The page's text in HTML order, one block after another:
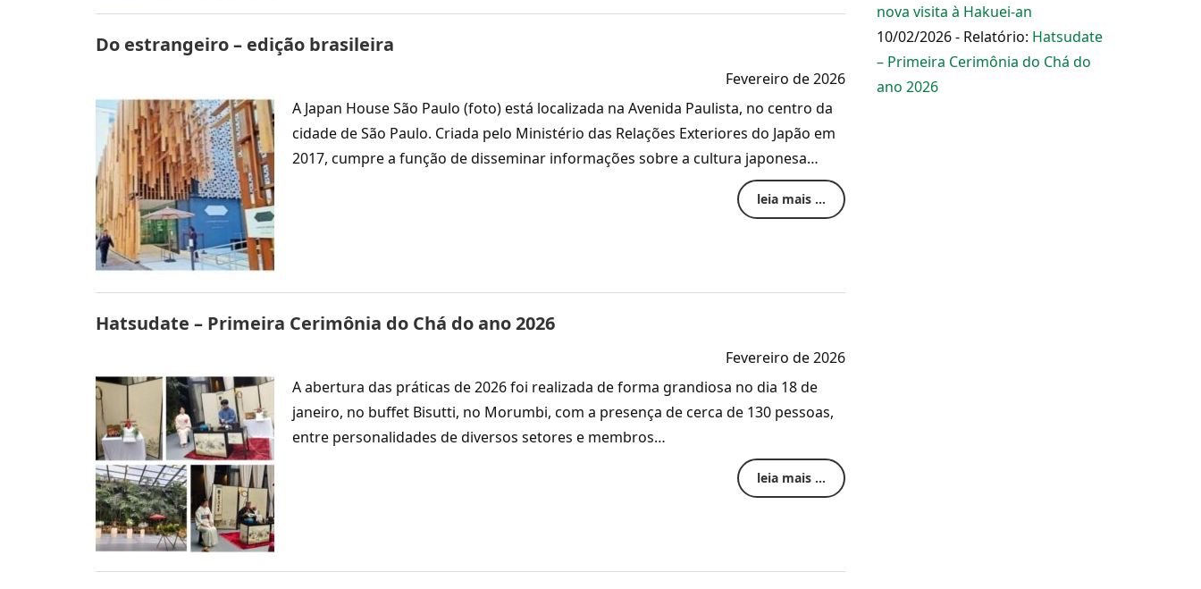
Do estrangeiro – edição brasileira
Fevereiro de 2026
A Japan House São Paulo (foto) está localizada na Avenida Paulista, no centro da
cidade de São Paulo. Criada pelo Ministério das Relações Exteriores do Japão em
2017, cumpre a função de disseminar informações sobre a cultura japonesa…
leia mais ...
Hatsudate – Primeira Cerimônia do Chá do ano 2026
Fevereiro de 2026
A abertura das práticas de 2026 foi realizada de forma grandiosa no dia 18 de
janeiro, no buffet Bisutti, no Morumbi, com a presença de cerca de 130 pessoas,
entre personalidades de diversos setores e membros…
leia mais ...
nova visita à Hakuei-an
10/02/2026 - Relatório: Hatsudate
– Primeira Cerimônia do Chá do
ano 2026